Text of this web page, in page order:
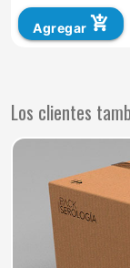
Agregar add_shopping_cart
Los clientes